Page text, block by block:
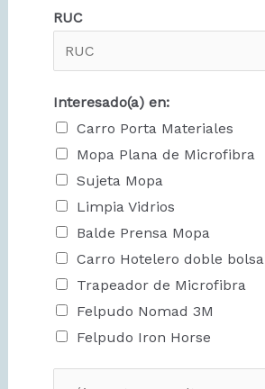
RUC
Interesado(a) en:
Carro Porta Materiales
Mopa Plana de Microfibra
Sujeta Mopa
Limpia Vidrios
Balde Prensa Mopa
Carro Hotelero doble bolsa
Trapeador de Microfibra
Felpudo Nomad 3M
Felpudo Iron Horse